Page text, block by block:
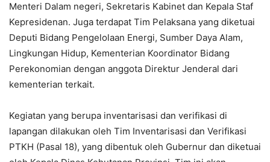
Menteri Dalam negeri, Sekretaris Kabinet dan Kepala Staf
Kepresidenan. Juga terdapat Tim Pelaksana yang diketuai
Deputi Bidang Pengelolaan Energi, Sumber Daya Alam,
Lingkungan Hidup, Kementerian Koordinator Bidang
Perekonomian dengan anggota Direktur Jenderal dari
kementerian terkait.
Kegiatan yang berupa inventarisasi dan verifikasi di
lapangan dilakukan oleh Tim Inventarisasi dan Verifikasi
PTKH (Pasal 18), yang dibentuk oleh Gubernur dan diketuai